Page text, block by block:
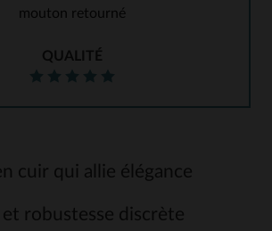
mouton retourné
QUALITÉ
cuir qui allie élégance
robustesse discrète